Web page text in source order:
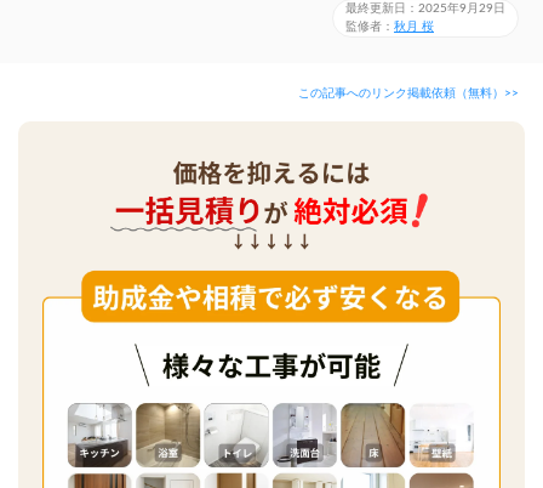
最終更新日：2025年9月29日
監修者： 秋月 桜
この記事へのリンク掲載依頼（無料）>>